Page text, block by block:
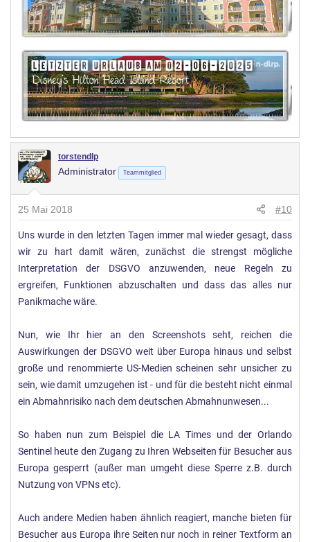
torstendlp
Administrator Teammitglied
25 Mai 2018 #10
Uns wurde in den letzten Tagen immer mal wieder gesagt, dass
wir zu hart damit wären, zunächst die strengst mögliche
Interpretation der DSGVO anzuwenden, neue Regeln zu
ergreifen, Funktionen abzuschalten und dass das alles nur
Panikmache wäre.
Nun, wie Ihr hier an den Screenshots seht, reichen die
Auswirkungen der DSGVO weit über Europa hinaus und selbst
große und renommierte US-Medien scheinen sehr unsicher zu
sein, wie damit umzugehen ist - und für die besteht nicht einmal
ein Abmahnrisiko nach dem deutschen Abmahnunwesen...
So haben nun zum Beispiel die LA Times und der Orlando
Sentinel heute den Zugang zu Ihren Webseiten für Besucher aus
Europa gesperrt (außer man umgeht diese Sperre z.B. durch
Nutzung von VPNs etc).
Auch andere Medien haben ähnlich reagiert, manche bieten für
Besucher aus Europa ihre Seiten nur noch in reiner Textform an